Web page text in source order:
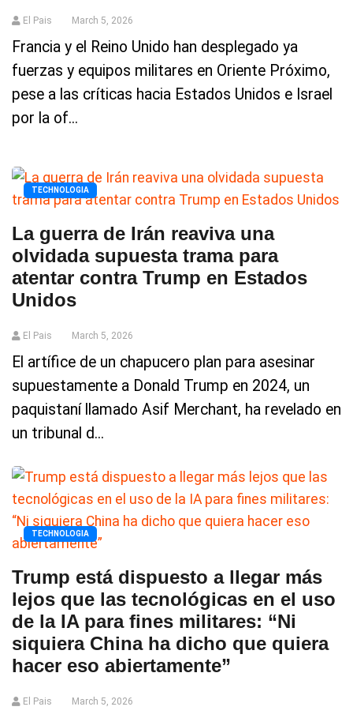
El Pais March 5, 2026
Francia y el Reino Unido han desplegado ya
fuerzas y equipos militares en Oriente Próximo,
pese a las críticas hacia Estados Unidos e Israel
por la of...
TECHNOLOGIA
La guerra de Irán reaviva una
olvidada supuesta trama para
atentar contra Trump en Estados
Unidos
El Pais March 5, 2026
El artífice de un chapucero plan para asesinar
supuestamente a Donald Trump en 2024, un
paquistaní llamado Asif Merchant, ha revelado en
un tribunal d...
TECHNOLOGIA
Trump está dispuesto a llegar más
lejos que las tecnológicas en el uso
de la IA para fines militares: “Ni
siquiera China ha dicho que quiera
hacer eso abiertamente”
El Pais March 5, 2026